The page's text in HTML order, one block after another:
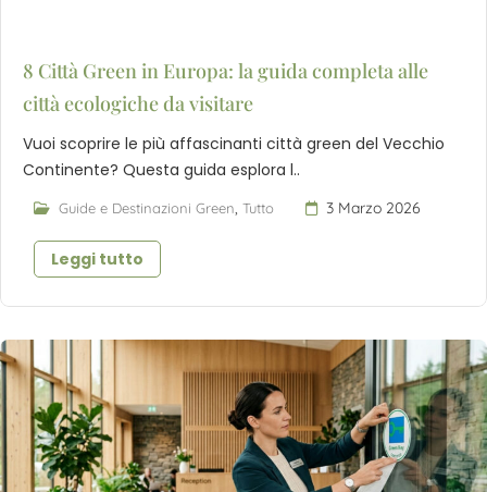
8 Città Green in Europa: la guida completa alle
città ecologiche da visitare
Vuoi scoprire le più affascinanti città green del Vecchio
Continente? Questa guida esplora l..
Guide e Destinazioni Green, Tutto 3 Marzo 2026
Leggi tutto